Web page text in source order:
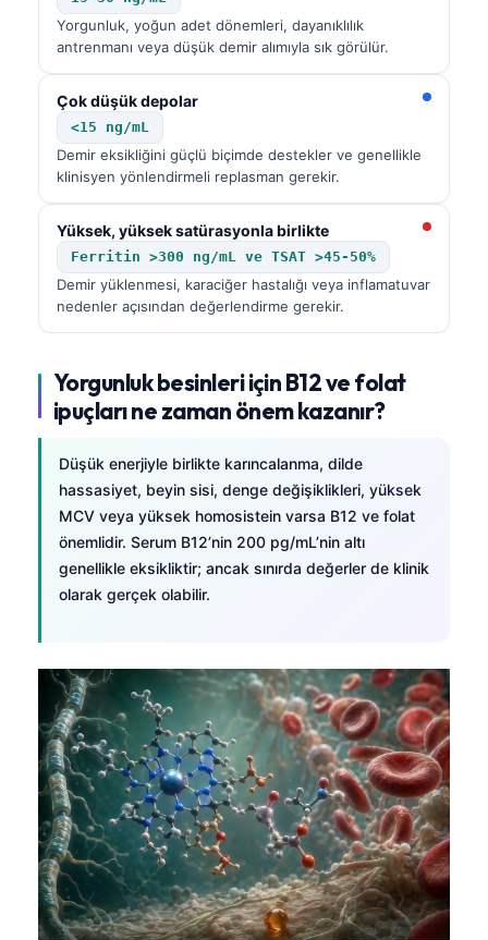
Yorgunluk, yoğun adet dönemleri, dayanıklılık
antrenmanı veya düşük demir alımıyla sık görülür.
Çok düşük depolar
<15 ng/mL
Demir eksikliğini güçlü biçimde destekler ve genellikle
klinisyen yönlendirmeli replasman gerekir.
Yüksek, yüksek satürasyonla birlikte
Ferritin >300 ng/mL ve TSAT >45-50%
Demir yüklenmesi, karaciğer hastalığı veya inflamatuvar
nedenler açısından değerlendirme gerekir.
Yorgunluk besinleri için B12 ve folat
ipuçları ne zaman önem kazanır?
Düşük enerjiyle birlikte karıncalanma, dilde
hassasiyet, beyin sisi, denge değişiklikleri, yüksek
MCV veya yüksek homosistein varsa B12 ve folat
önemlidir. Serum B12’nin 200 pg/mL’nin altı
genellikle eksikliktir; ancak sınırda değerler de klinik
olarak gerçek olabilir.